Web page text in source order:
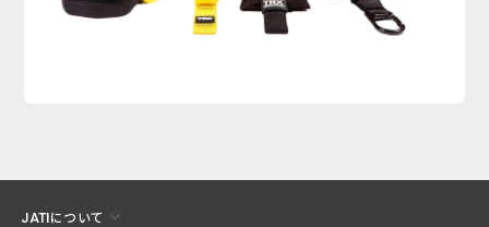
JATIについて